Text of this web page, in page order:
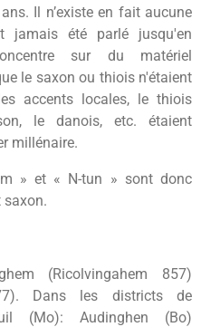
Il n’existe en fait aucune
jamais été parlé jusqu'en
sur du matériel
le saxon ou thiois n'étaient
accents locales, le thiois
le danois, etc. étaient
millénaire.
» et « N-tun » sont donc
saxon.
(Ricolvingahem 857)
Dans les districts de
(Mo): Audinghen (Bo)